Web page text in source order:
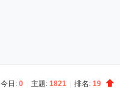
今日: 0 主题: 1821 排名: 19